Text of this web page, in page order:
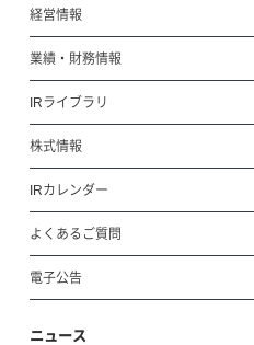
経営情報
業績・財務情報
IRライブラリ
株式情報
IRカレンダー
よくあるご質問
電子公告
ニュース